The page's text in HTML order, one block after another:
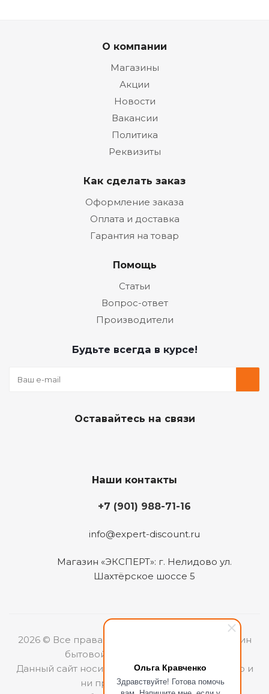
Ольга Кравченко
Здравствуйте! Готова помочь
О компании
Магазины
Акции
Новости
Вакансии
Политика
Реквизиты
Как сделать заказ
Оформление заказа
Оплата и доставка
Гарантия на товар
Помощь
Статьи
Вопрос-ответ
Производители
Будьте всегда в курсе!
Оставайтесь на связи
Наши контакты
+7 (901) 988-71-16
info@expert-discount.ru
Магазин «ЭКСПЕРТ»: г. Нелидово ул.
Шахтёрское шоссе 5
2026 © Все права защищены. Интернет-магазин
бытовой техники «ЭКСПЕРТ».
Данный сайт носит информационный характер и
ни при каких условиях